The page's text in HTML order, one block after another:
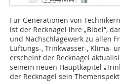
Für Generationen von
ist der Recknagel ihre „Bibel“,
und Nachschlagewerk zu allen
Lüftungs-, Trinkwasser-, Klima-
erscheint der Recknagel
seinem neuen Hauptkapitel
der Recknagel sein